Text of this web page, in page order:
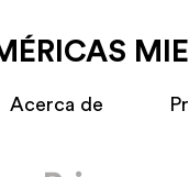
Acerca de